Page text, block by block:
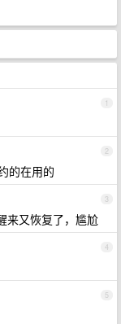
1
2
的在用的
3
来又恢复了，尴尬
4
5